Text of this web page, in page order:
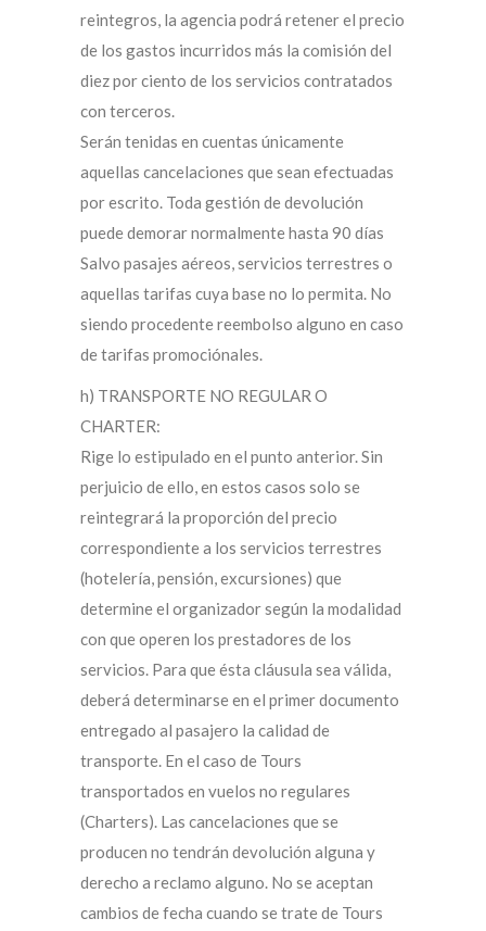
reintegros, la agencia podrá retener el precio
de los gastos incurridos más la comisión del
diez por ciento de los servicios contratados
con terceros.
Serán tenidas en cuentas únicamente
aquellas cancelaciones que sean efectuadas
por escrito. Toda gestión de devolución
puede demorar normalmente hasta 90 días
Salvo pasajes aéreos, servicios terrestres o
aquellas tarifas cuya base no lo permita. No
siendo procedente reembolso alguno en caso
de tarifas promociónales.
h) TRANSPORTE NO REGULAR O
CHARTER:
Rige lo estipulado en el punto anterior. Sin
perjuicio de ello, en estos casos solo se
reintegrará la proporción del precio
correspondiente a los servicios terrestres
(hotelería, pensión, excursiones) que
determine el organizador según la modalidad
con que operen los prestadores de los
servicios. Para que ésta cláusula sea válida,
deberá determinarse en el primer documento
entregado al pasajero la calidad de
transporte. En el caso de Tours
transportados en vuelos no regulares
(Charters). Las cancelaciones que se
producen no tendrán devolución alguna y
derecho a reclamo alguno. No se aceptan
cambios de fecha cuando se trate de Tours